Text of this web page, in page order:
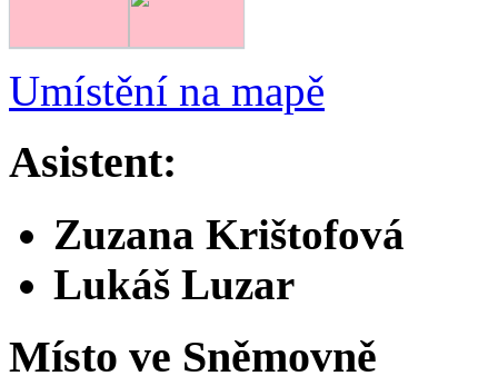
Umístění na mapě
Asistent:
Zuzana Krištofová
Lukáš Luzar
Místo ve Sněmovně